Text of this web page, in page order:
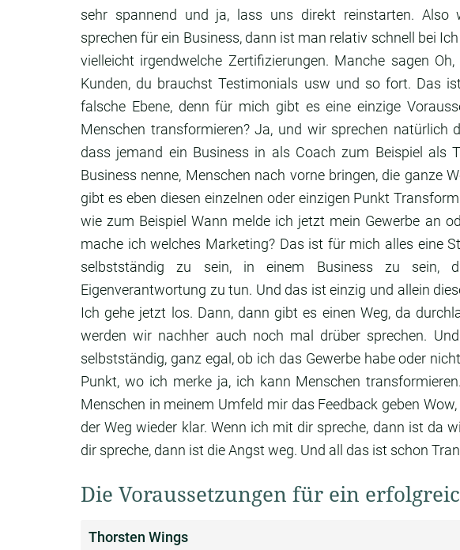
sehr spannend und ja,
lass uns direkt reinstarten. Also
sprechen für ein Business, dann ist man relativ schnell bei
vielleicht irgendwelche Zertifizierungen. Manche sagen
Kunden, du brauchst Testimonials usw und so fort. Das
falsche Ebene, denn für mich gibt es eine einzige
Menschen transformieren?Ja, und wir sprechen natürlich
dass jemand ein Business in als Coach zum Beispiel als
Business nenne, Menschen nach vorne bringen, die ganze
gibt es eben diesen einzelnen oder einzigen Punkt
wie zum Beispiel Wann melde ich jetzt mein Gewerbe an
mache ichwelches Marketing? Das ist für mich alles eine
selbstständig zu sein, in einem Business zu sein,
Eigenverantwortung zutun. Und das ist einzig und allein
Ich gehe jetzt los. Dann, dann gibt es einen Weg, da
werdenwir nachher auch noch mal drüber sprechen.
selbstständig, ganz egal, ob ich das Gewerbe habe oder
Punkt, wo ich merke ja, ich kann Menschen transformieren.
Menschen in meinem Umfeld mir das Feedback geben Wow,
der Weg wieder klar. Wenn ich mit dir spreche, dann ist da
dir spreche, dann ist die Angst weg. Und all das ist schon
Die Voraussetzungen für ein
Thorsten Wings